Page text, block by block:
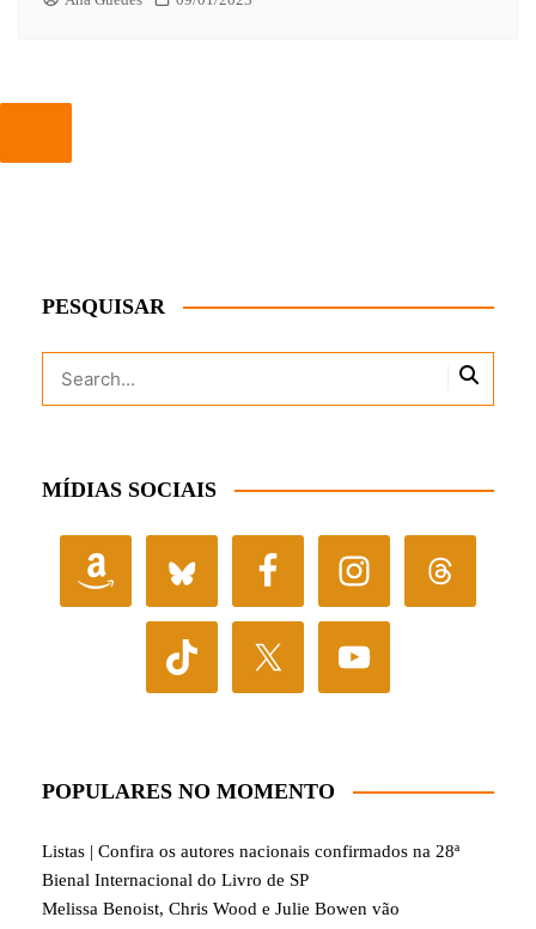
PESQUISAR
MÍDIAS SOCIAIS
POPULARES NO MOMENTO
Listas | Confira os autores nacionais confirmados na 28ª
Bienal Internacional do Livro de SP
Melissa Benoist, Chris Wood e Julie Bowen vão